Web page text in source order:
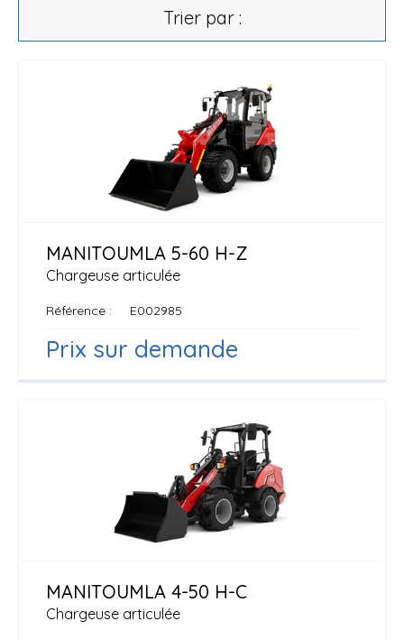
Trier par :
Chargeuse articulée
MANITOUMLA 5-60 H-Z
Référence E002985
Prix sur demande
Chargeuse articulée
MANITOUMLA 4-50 H-C